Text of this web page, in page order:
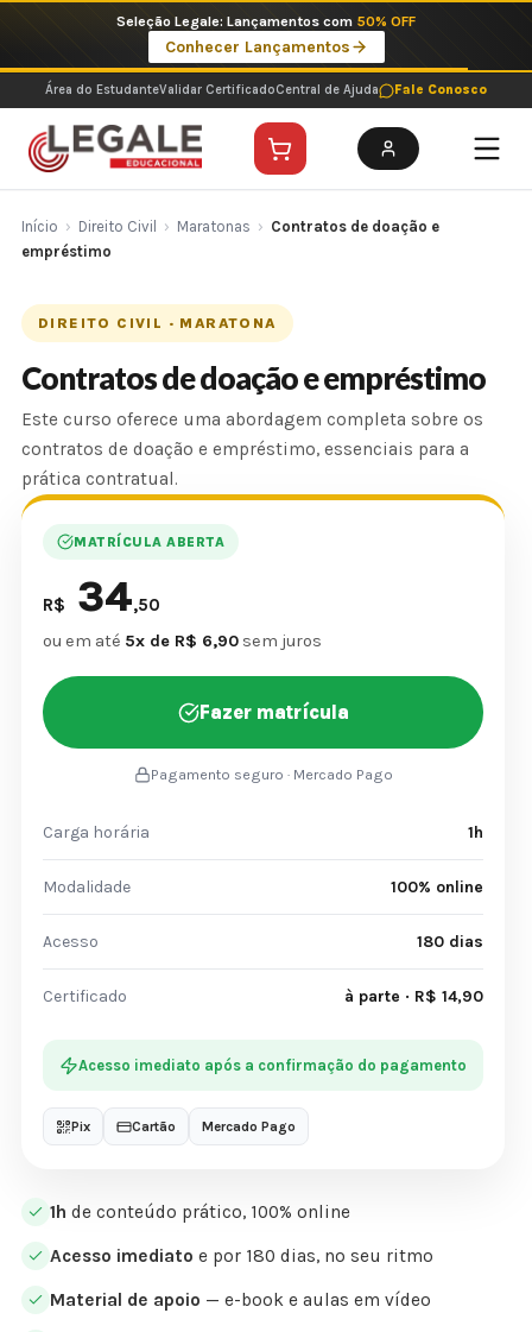
o
conteúdo
Seleção Legale: Lançamentos com 50% OFF
Conhecer Lançamentos
Área do EstudanteValidar CertificadoCentral de Ajuda Fale Conosco
Início › Direito Civil › Maratonas › Contratos de doação e
empréstimo
DIREITO CIVIL · MARATONA
Contratos de doação e empréstimo
Este curso oferece uma abordagem completa sobre os
contratos de doação e empréstimo, essenciais para a
prática contratual.
1h de conteúdo prático, 100% online
Acesso imediato e por 180 dias, no seu ritmo
Material de apoio — e-book e aulas em vídeo
MATRÍCULA ABERTA
R$ 34,50
ou em até 5x de R$ 6,90 sem juros
Fazer matrícula
Pagamento seguro · Mercado Pago
Carga horária 1h
Modalidade 100% online
Acesso 180 dias
Certificado à parte · R$ 14,90
Acesso imediato após a confirmação do pagamento
Pix Cartão Mercado Pago